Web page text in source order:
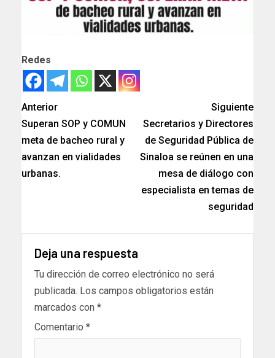
Redes
Anterior
Superan SOP y COMUN
meta de bacheo rural y
avanzan en vialidades
urbanas.
Siguiente
Secretarios y Directores
de Seguridad Pública de
Sinaloa se reúnen en una
mesa de diálogo con
especialista en temas de
seguridad
Deja una respuesta
Tu dirección de correo electrónico no será
publicada. Los campos obligatorios están
marcados con *
Comentario *